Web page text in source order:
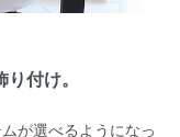
付け。
が選べるようになっ